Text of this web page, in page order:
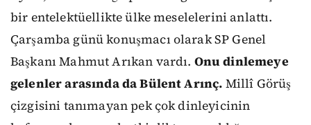
bir entelektüellikte ülke meselelerini anlattı.
Çarşamba günü konuşmacı olarak SP Genel
Başkanı Mahmut Arıkan vardı. Onu dinlemeye
gelenler arasında da Bülent Arınç. Millî Görüş
çizgisini tanımayan pek çok dinleyicinin